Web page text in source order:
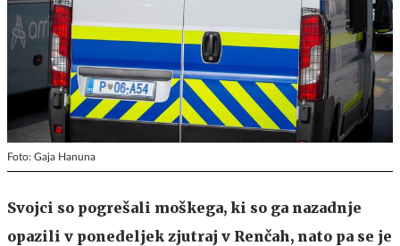
Foto: Gaja Hanuna
Svojci so pogrešali moškega, ki so ga nazadnje
opazili v ponedeljek zjutraj v Renčah, nato pa se je